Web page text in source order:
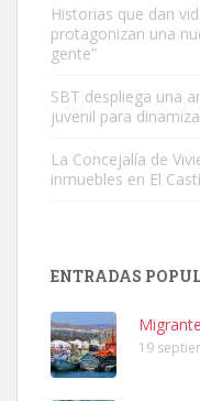
Este gato macho ha
es muy manso y
Leales.org » Gran Canaria
Leales.org » Gran Canaria
Historias que dan
protagonizan una
gente”
SBT despliega una
juvenil para
La Concejalía de
inmuebles en El
ENTRADAS
19